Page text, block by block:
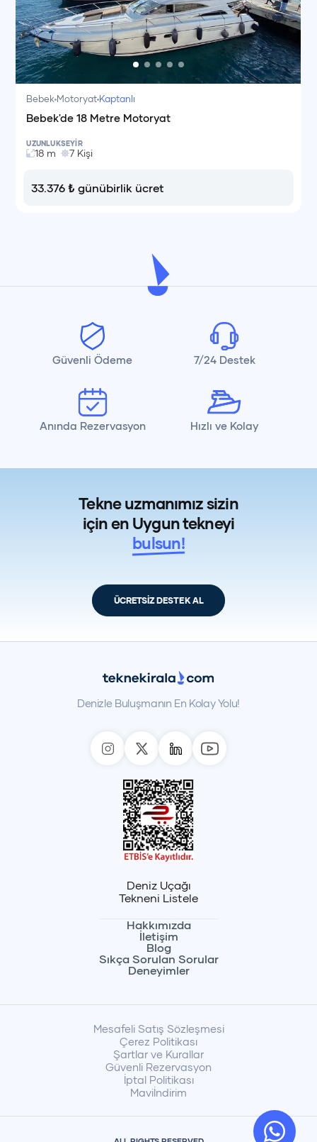
Bebek Motoryat Kaptanlı
Bebek'de 18 Metre Motoryat
UZUNLUK
18 m
SEYİR
7 Kişi
33.376 ₺ günübirlik ücret
Güvenli Ödeme 7/24 Destek
Anında Rezervasyon Hızlı ve Kolay
Tekne uzmanımız sizin
için en Uygun tekneyi
bulsun!
ÜCRETSİZ DESTEK AL
Denizle Buluşmanın En Kolay Yolu!
Deniz Uçağı
Tekneni Listele
Hakkımızda
İletişim
Blog
Sıkça Sorulan Sorular
Deneyimler
Mesafeli Satış Sözleşmesi
Çerez Politikası
Şartlar ve Kurallar
Güvenli Rezervasyon
İptal Politikası
Maviİndirim